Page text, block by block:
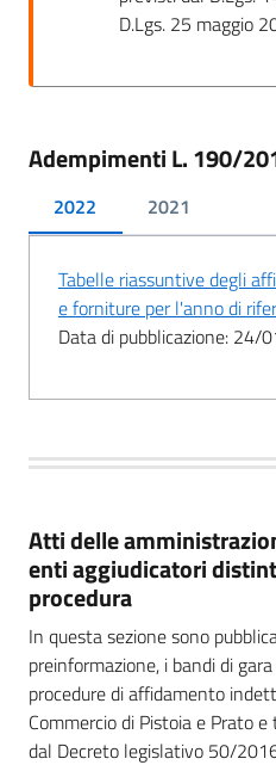
D.Lgs. 25 maggio
Adempimenti L. 190/
2022 2021
Tabelle riassuntive degli
e forniture per l'anno di
Data di pubblicazione: 24/
Atti delle
enti aggiudicatori
procedura
In questa sezione sono
preinformazione, i bandi di
procedure di affidamento
Commercio di Pistoia e Prato
dal Decreto legislativo 50/